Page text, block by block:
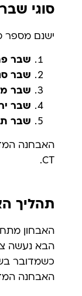
סוגי
ישנם מספר
שבר
שבר
שבר
שבר
שבר
האבחנה
CT.
תהליך
האבחון
הבא נעשה
האבחנה